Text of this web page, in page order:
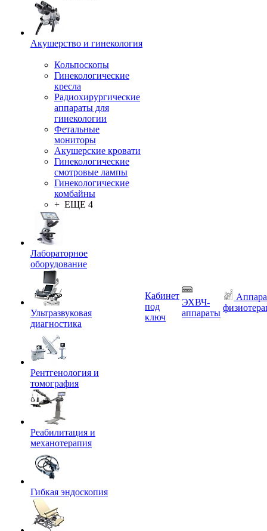
Акушерство и гинекология
Кольпоскопы
Гинекологические
кресла
Радиохирургические
аппараты для
гинекологии
Фетальные
мониторы
Акушерские кровати
Гинекологические
смотровые лампы
Гинекологические
комбайны
+ ЕЩЕ 4
Лабораторное
оборудование
Ультразвуковая
диагностика
Рентгенология и
томография
Реабилитация и
механотерапия
Гибкая эндоскопия
Кабинет
под
ключ
ЭХВЧ-
аппараты